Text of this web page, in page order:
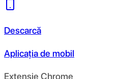
Descarcă
Aplicația de mobil
Extensie Chrome